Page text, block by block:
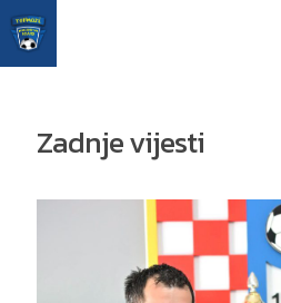
Zadnje vijesti